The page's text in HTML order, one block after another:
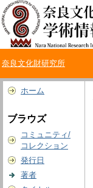
奈良文化財研究所
ホーム
ブラウズ
コミュニティ/
コレクション
発行日
著者